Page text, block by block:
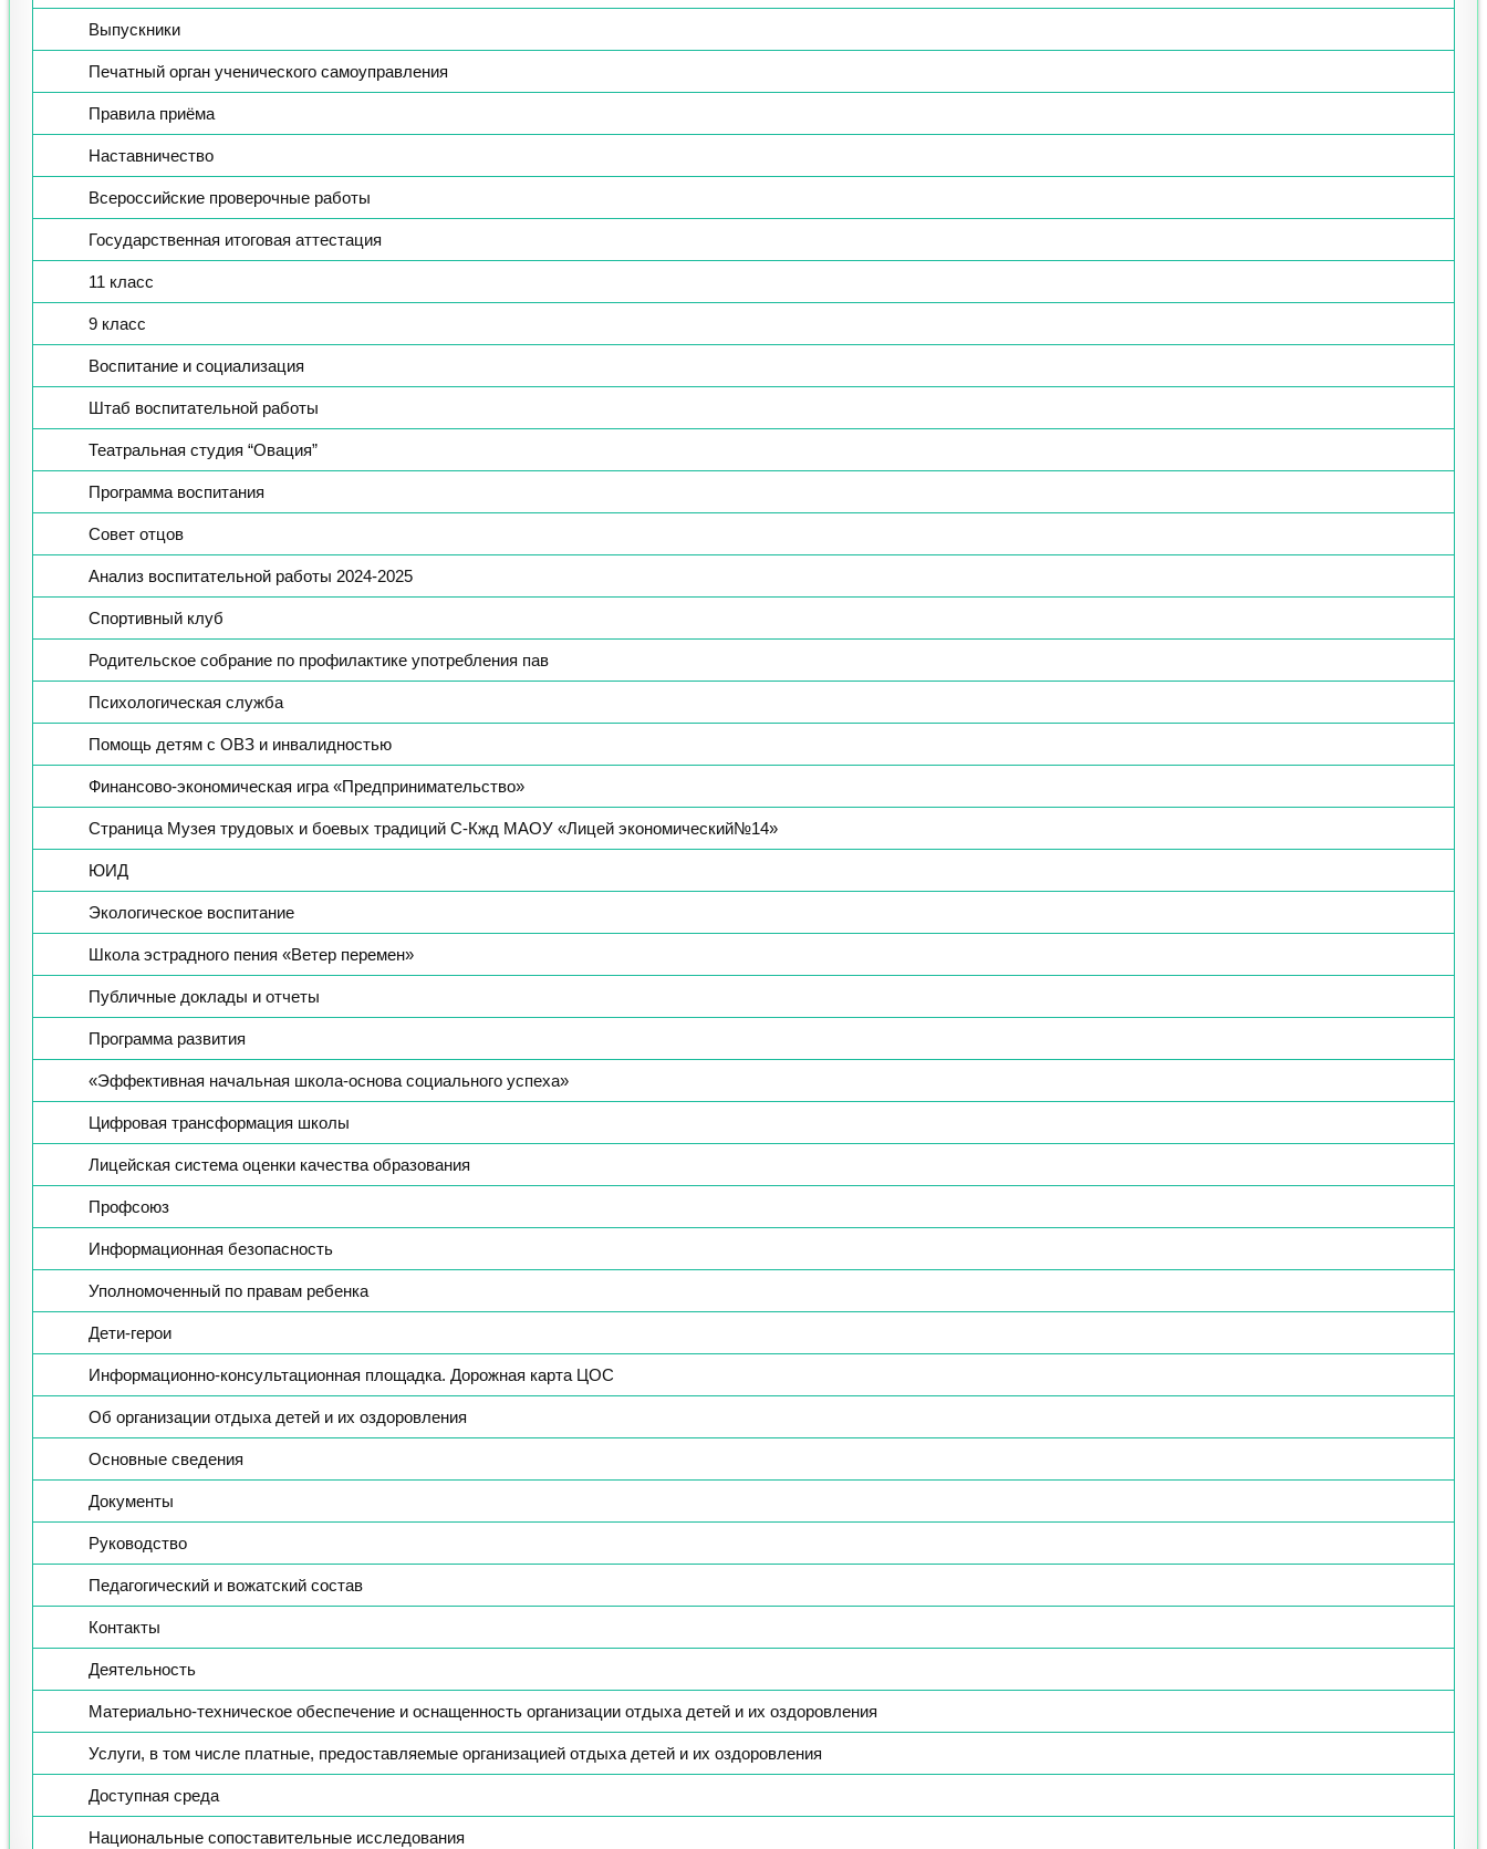
Выпускники
Печатный орган ученического самоуправления
Правила приёма
Наставничество
Всероссийские проверочные работы
Государственная итоговая аттестация
11 класс
9 класс
Воспитание и социализация
Штаб воспитательной работы
Театральная студия “Овация”
Программа воспитания
Совет отцов
Анализ воспитательной работы 2024-2025
Спортивный клуб
Родительское собрание по профилактике употребления пав
Психологическая служба
Помощь детям с ОВЗ и инвалидностью
Финансово-экономическая игра «Предпринимательство»
Страница Музея трудовых и боевых традиций С-Кжд МАОУ «Лицей экономический№14»
ЮИД
Экологическое воспитание
Школа эстрадного пения «Ветер перемен»
Публичные доклады и отчеты
Программа развития
«Эффективная начальная школа-основа социального успеха»
Цифровая трансформация школы
Лицейская система оценки качества образования
Профсоюз
Информационная безопасность
Уполномоченный по правам ребенка
Дети-герои
Информационно-консультационная площадка. Дорожная карта ЦОС
Об организации отдыха детей и их оздоровления
Основные сведения
Документы
Руководство
Педагогический и вожатский состав
Контакты
Деятельность
Материально-техническое обеспечение и оснащенность организации отдыха детей и их оздоровления
Услуги, в том числе платные, предоставляемые организацией отдыха детей и их оздоровления
Доступная среда
Национальные сопоставительные исследования